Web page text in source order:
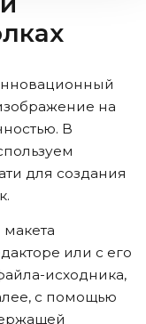
на
В
для создания
или с его
исходника,
с помощью